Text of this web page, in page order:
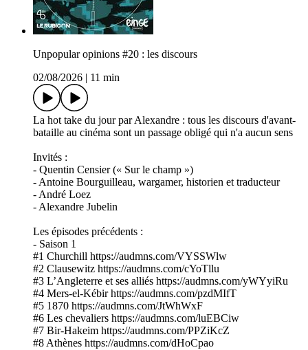
Unpopular opinions #20 : les discours
02/08/2026
11 min
La hot take du jour par Alexandre : tous les discours d'avant-
bataille au cinéma sont un passage obligé qui n'a aucun sens
Invités :
- Quentin Censier (« Sur le champ »)
- Antoine Bourguilleau, wargamer, historien et traducteur
- André Loez
- Alexandre Jubelin
Les épisodes précédents :
- Saison 1
#1 Churchill https://audmns.com/VYSSWlw
#2 Clausewitz https://audmns.com/cYoTllu
#3 L’Angleterre et ses alliés https://audmns.com/yWYyiRu
#4 Mers-el-Kébir https://audmns.com/pzdMIfT
#5 1870 https://audmns.com/JtWhWxF
#6 Les chevaliers https://audmns.com/luEBCiw
#7 Bir-Hakeim https://audmns.com/PPZiKcZ
#8 Athènes https://audmns.com/dHoCpao